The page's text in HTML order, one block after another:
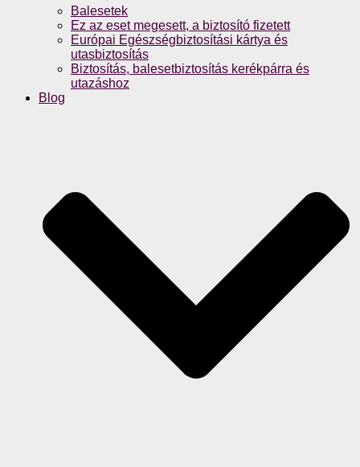
Balesetek
Ez az eset megesett, a biztosító fizetett
Európai Egészségbiztosítási kártya és
utasbiztosítás
Biztosítás, balesetbiztosítás kerékpárra és
utazáshoz
Blog